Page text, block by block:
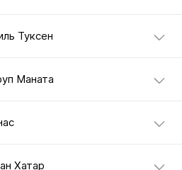
Туксен
Маната
Хатар